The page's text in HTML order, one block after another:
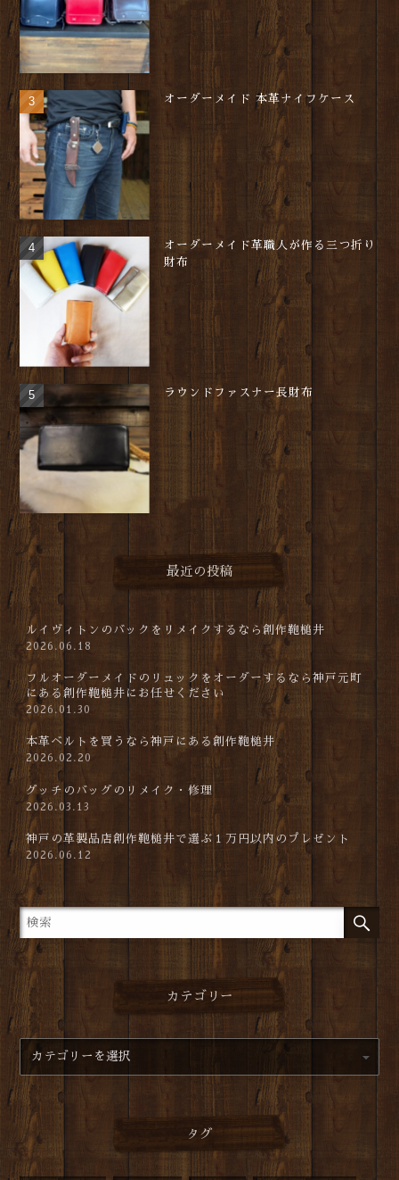
オーダーメイド 本革ナイフケース
オーダーメイド革職人が作る三つ折り
財布
ラウンドファスナー長財布
最近の投稿
ルイヴィトンのバックをリメイクするなら創作鞄槌井
2026.06.18
フルオーダーメイドのリュックをオーダーするなら神戸元町
にある創作鞄槌井にお任せください
2026.01.30
本革ベルトを買うなら神戸にある創作鞄槌井
2026.02.20
グッチのバッグのリメイク・修理
2026.03.13
神戸の革製品店創作鞄槌井で選ぶ１万円以内のプレゼント
2026.06.12
カテゴリー
タグ